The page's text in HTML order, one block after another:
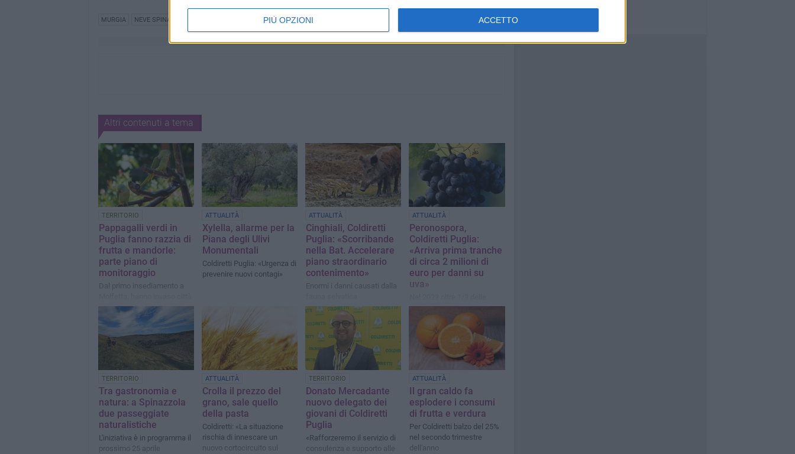
PIÙ OPZIONI ACCETTO
MURGIA NEVE SPINAZZOLA COLDIRETTI PUGLIA
Altri contenuti a tema
TERRITORIO
Pappagalli verdi in
Puglia fanno razzia di
frutta e mandorle:
parte piano di
monitoraggio
Dal primo insediamento a
e campagne fino a spingersi
ATTUALITÀ
Xylella, allarme per la
Piana degli Ulivi
Monumentali
Coldiretti Puglia: «Urgenza di
prevenire nuovi contagi»
ATTUALITÀ
Cinghiali, Coldiretti
Puglia: «Scorribande
nella Bat. Accelerare
piano straordinario
contenimento»
Enormi i danni causati dalla
ATTUALITÀ
Peronospora,
Coldiretti Puglia:
«Arriva prima tranche
di circa 2 milioni di
euro per danni su
uva»
produzioni è andato perso
TERRITORIO
Tra gastronomia e
natura: a Spinazzola
due passeggiate
naturalistiche
L'iniziativa è in programma il
prossimo 25 aprile
ATTUALITÀ
Crolla il prezzo del
grano, sale quello
della pasta
Coldiretti: «La situazione
rischia di innescare un
nuovo cortocircuito sul
TERRITORIO
Donato Mercadante
nuovo delegato dei
giovani di Coldiretti
Puglia
«Rafforzeremo il servizio di
consulenza e supporto alle
ATTUALITÀ
Il gran caldo fa
esplodere i consumi
di frutta e verdura
Per Coldiretti balzo del 25%
nel secondo trimestre
dell'anno